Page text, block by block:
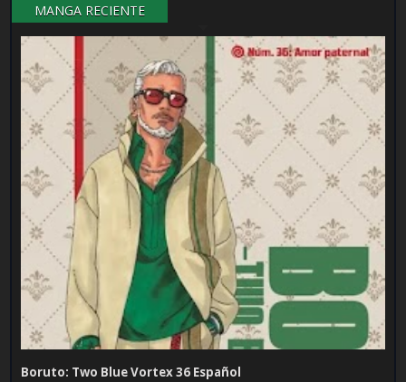
MANGA RECIENTE
Boruto: Two Blue Vortex 36 Español